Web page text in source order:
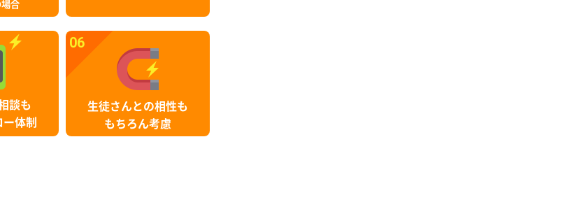
合
談も
体制
06
生徒さんとの相性も
もちろん考慮